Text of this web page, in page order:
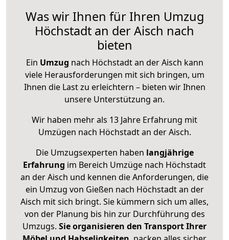
Was wir Ihnen für Ihren Umzug
Höchstadt an der Aisch nach
bieten
Ein Umzug nach Höchstadt an der Aisch kann
viele Herausforderungen mit sich bringen, um
Ihnen die Last zu erleichtern – bieten wir Ihnen
unsere Unterstützung an.
Wir haben mehr als 13 Jahre Erfahrung mit
Umzügen nach Höchstadt an der Aisch.
Die Umzugsexperten haben langjährige
Erfahrung im Bereich Umzüge nach Höchstadt
an der Aisch und kennen die Anforderungen, die
ein Umzug von Gießen nach Höchstadt an der
Aisch mit sich bringt. Sie kümmern sich um alles,
von der Planung bis hin zur Durchführung des
Umzugs. Sie organisieren den Transport Ihrer